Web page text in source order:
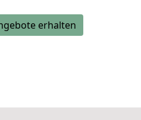
erhalten